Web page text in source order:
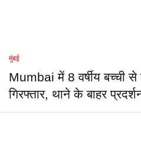
मुंबई
Mumbai में 8 वर्षीय बच्ची से
गिरफ्तार, थाने के बाहर